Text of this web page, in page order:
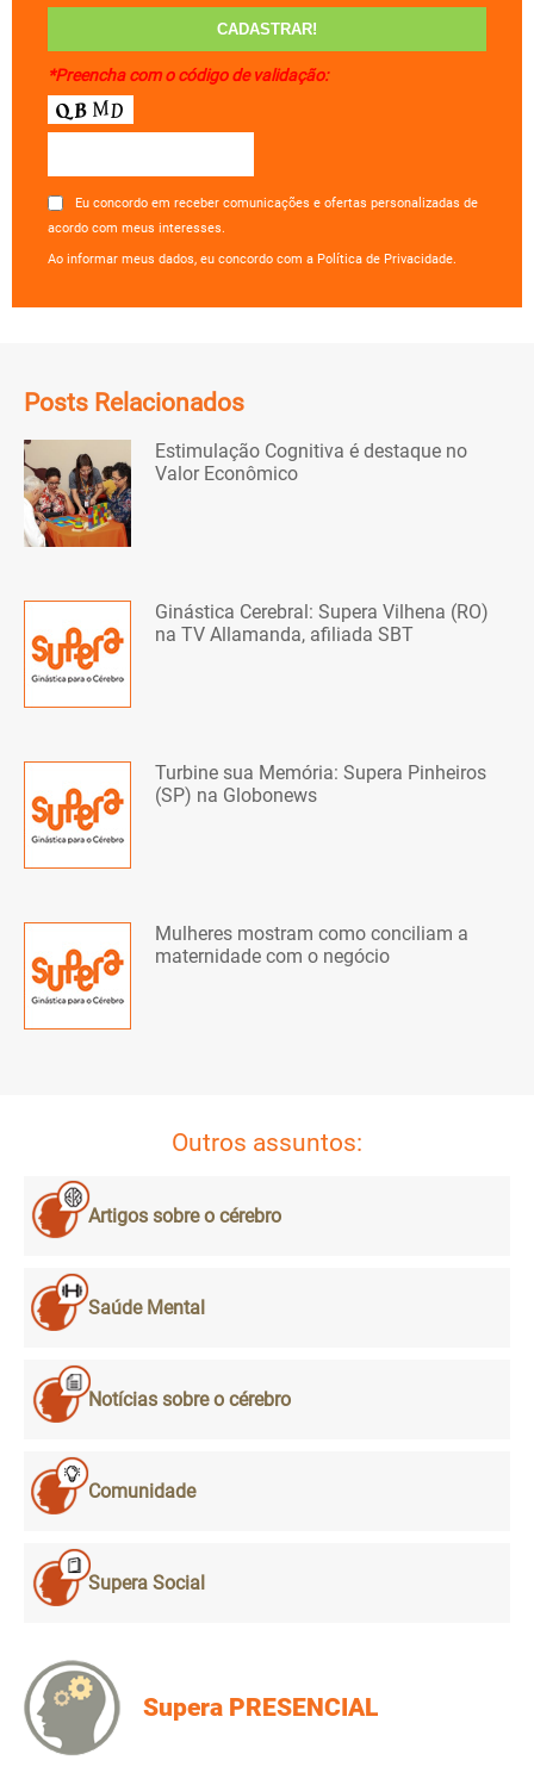
*Preencha com o código de validação:
Eu concordo em receber comunicações e ofertas personalizadas de
acordo com meus interesses.
Ao informar meus dados, eu concordo com a Política de Privacidade.
Posts Relacionados
Estimulação Cognitiva é destaque no
Valor Econômico
Ginástica Cerebral: Supera Vilhena (RO)
na TV Allamanda, afiliada SBT
Turbine sua Memória: Supera Pinheiros
(SP) na Globonews
Mulheres mostram como conciliam a
maternidade com o negócio
Outros assuntos:
Artigos sobre o cérebro
Saúde Mental
Notícias sobre o cérebro
Comunidade
Supera Social
Supera PRESENCIAL